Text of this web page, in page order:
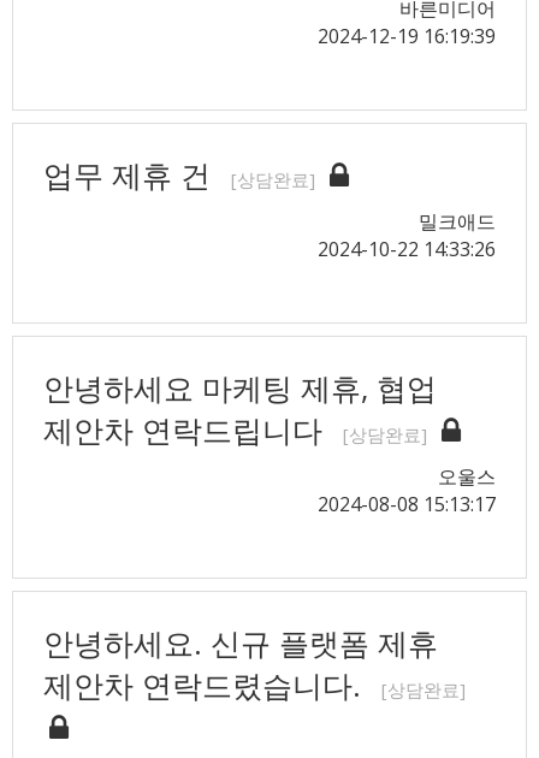
바른미디어
2024-12-19 16:19:39
업무 제휴 건 [상담완료]
밀크애드
2024-10-22 14:33:26
안녕하세요 마케팅 제휴, 협업
제안차 연락드립니다
[상담완료]
오울스
2024-08-08 15:13:17
안녕하세요. 신규 플랫폼 제휴
제안차 연락드렸습니다.
[상담완료]